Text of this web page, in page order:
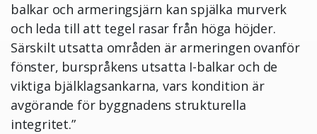
balkar och armeringsjärn kan spjälka murverk
och leda till att tegel rasar från höga höjder.
Särskilt utsatta områden är armeringen ovanför
fönster, burspråkens utsatta I-balkar och de
viktiga bjälklagsankarna, vars kondition är
avgörande för byggnadens strukturella
integritet.”